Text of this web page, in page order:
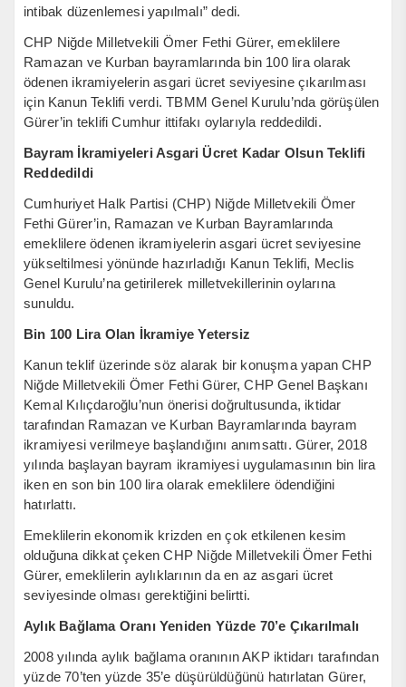
intibak düzenlemesi yapılmalı” dedi.
CHP Niğde Milletvekili Ömer Fethi Gürer, emeklilere
Ramazan ve Kurban bayramlarında bin 100 lira olarak
ödenen ikramiyelerin asgari ücret seviyesine çıkarılması
için Kanun Teklifi verdi. TBMM Genel Kurulu’nda görüşülen
Gürer’in teklifi Cumhur ittifakı oylarıyla reddedildi.
Bayram İkramiyeleri Asgari Ücret Kadar Olsun Teklifi
Reddedildi
Cumhuriyet Halk Partisi (CHP) Niğde Milletvekili Ömer
Fethi Gürer’in, Ramazan ve Kurban Bayramlarında
emeklilere ödenen ikramiyelerin asgari ücret seviyesine
yükseltilmesi yönünde hazırladığı Kanun Teklifi, Meclis
Genel Kurulu’na getirilerek milletvekillerinin oylarına
sunuldu.
Bin 100 Lira Olan İkramiye Yetersiz
Kanun teklif üzerinde söz alarak bir konuşma yapan CHP
Niğde Milletvekili Ömer Fethi Gürer, CHP Genel Başkanı
Kemal Kılıçdaroğlu’nun önerisi doğrultusunda, iktidar
tarafından Ramazan ve Kurban Bayramlarında bayram
ikramiyesi verilmeye başlandığını anımsattı. Gürer, 2018
yılında başlayan bayram ikramiyesi uygulamasının bin lira
iken en son bin 100 lira olarak emeklilere ödendiğini
hatırlattı.
Emeklilerin ekonomik krizden en çok etkilenen kesim
olduğuna dikkat çeken CHP Niğde Milletvekili Ömer Fethi
Gürer, emeklilerin aylıklarının da en az asgari ücret
seviyesinde olması gerektiğini belirtti.
Aylık Bağlama Oranı Yeniden Yüzde 70’e Çıkarılmalı
2008 yılında aylık bağlama oranının AKP iktidarı tarafından
yüzde 70’ten yüzde 35’e düşürüldüğünü hatırlatan Gürer,